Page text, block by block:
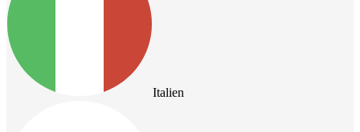
Italien